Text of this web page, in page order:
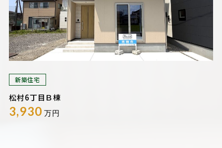
新築住宅
松村6丁目Ｂ棟
3,930 万円